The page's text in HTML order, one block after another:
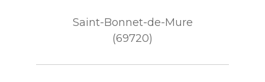
Saint-Bonnet-de-Mure
(69720)